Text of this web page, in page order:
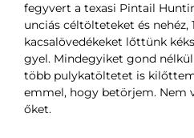
fegyvert a texasi Pintail
unciás céltölteteket és nehéz,
kacsalövedékeket lőttünk
gyel. Mindegyiket gond
több pulykatöltetet is kilőttem
emmel, hogy betörjem. Nem
őket.